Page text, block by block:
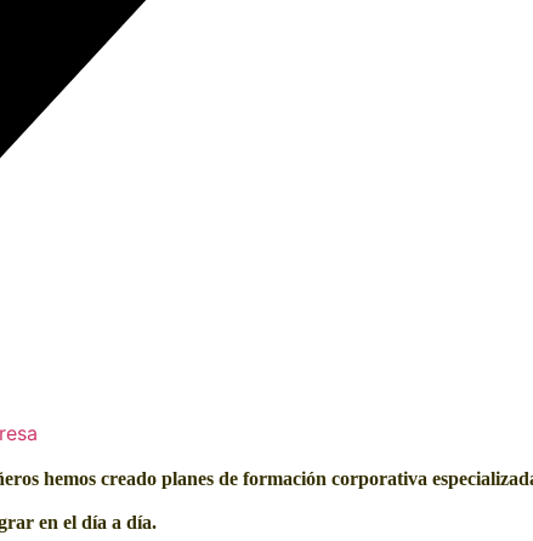
hemos creado planes de formación corporativa
en el día a día.